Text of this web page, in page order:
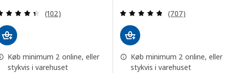
Anmeld: 4.4 ud af 5 Stjerner. Anmeldelser i alt:
(102)
Køb minimum 2 online, eller
stykvis i varehuset
Anmeld: 4.8 ud
(707)
Køb minimum 2 online, eller
stykvis i varehuset